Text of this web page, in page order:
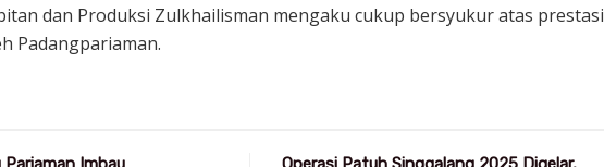
dan Produksi Zulkhailisman mengaku cukup bersyukur atas prestasi
Padangpariaman.